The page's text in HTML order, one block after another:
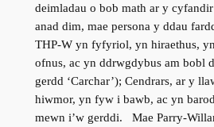
deimladau o bob math ar y
anad dim, mae persona y ddau
THP-W yn fyfyriol, yn hiraethus,
ofnus, ac yn ddrwgdybus am bobl
gerdd ‘Carchar’); Cendrars, ar y
hiwmor, yn fyw i bawb, ac yn
mewn i’w gerddi. Mae Parry-